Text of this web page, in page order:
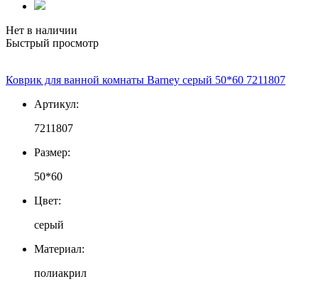
Нет в наличии
Быстрый просмотр
Коврик для ванной комнаты Barney серый 50*60 7211807
Артикул:
7211807
Размер:
50*60
Цвет:
серый
Материал:
полиакрил